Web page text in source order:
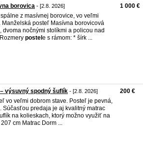
borovica - [2.8. 2026]
z masívnej borovice, vo veľmi
posteľ Masívna borovicová
nočnými stolíkmi a policou nad
postel e s rámom: * šírk ...
1 000 €
výsuvný spodný šuflík - [2.8. 2026]
vo veľmi dobrom stave. Posteľ je pevná,
Súčasťou predaja je aj kvalitný matrac
na kolieskach, ktorý možno využiť na
cm Matrac Dorm ...
200 €